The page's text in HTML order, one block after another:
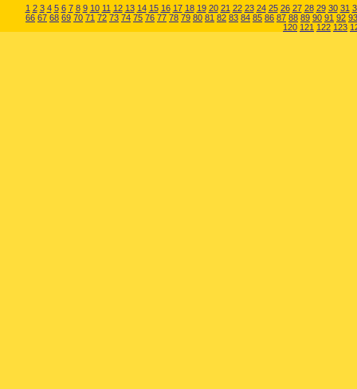
1 2 3 4 5 6 7 8 9 10 11 12 13 14 15 16 17 18 19 20 21 22 23 24 25 26 27 28 29 30 31
66 67 68 69 70 71 72 73 74 75 76 77 78 79 80 81 82 83 84 85 86 87 88 89 90 91 92 93
120 121 122 123